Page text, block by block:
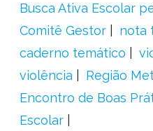
Busca Ativa Escolar
Comitê Gestor
nota
caderno temático
violência
Região
Encontro de Boas
Escolar